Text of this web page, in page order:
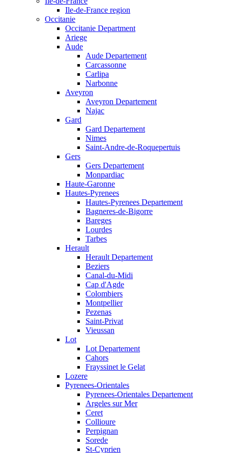
Ile-de-France region
Occitanie
Occitanie Department
Ariege
Aude
Aude Departement
Carcassonne
Carlipa
Narbonne
Aveyron
Aveyron Departement
Najac
Gard
Gard Departement
Nimes
Saint-Andre-de-Roquepertuis
Gers
Gers Departement
Monpardiac
Haute-Garonne
Hautes-Pyrenees
Hautes-Pyrenees Departement
Bagneres-de-Bigorre
Bareges
Lourdes
Tarbes
Herault
Herault Departement
Beziers
Canal-du-Midi
Cap d'Agde
Colombiers
Montpellier
Pezenas
Saint-Privat
Vieussan
Lot
Lot Departement
Cahors
Frayssinet le Gelat
Lozere
Pyrenees-Orientales
Pyrenees-Orientales Departement
Argeles sur Mer
Ceret
Collioure
Perpignan
Sorede
St-Cyprien